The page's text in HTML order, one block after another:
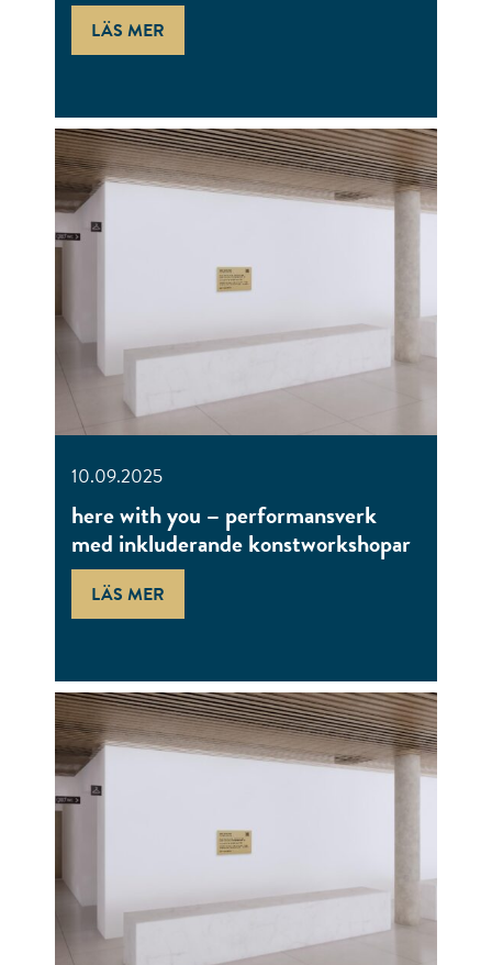
LÄS MER
10.09.2025
here with you – performansverk
med inkluderande konstworkshopar
LÄS MER